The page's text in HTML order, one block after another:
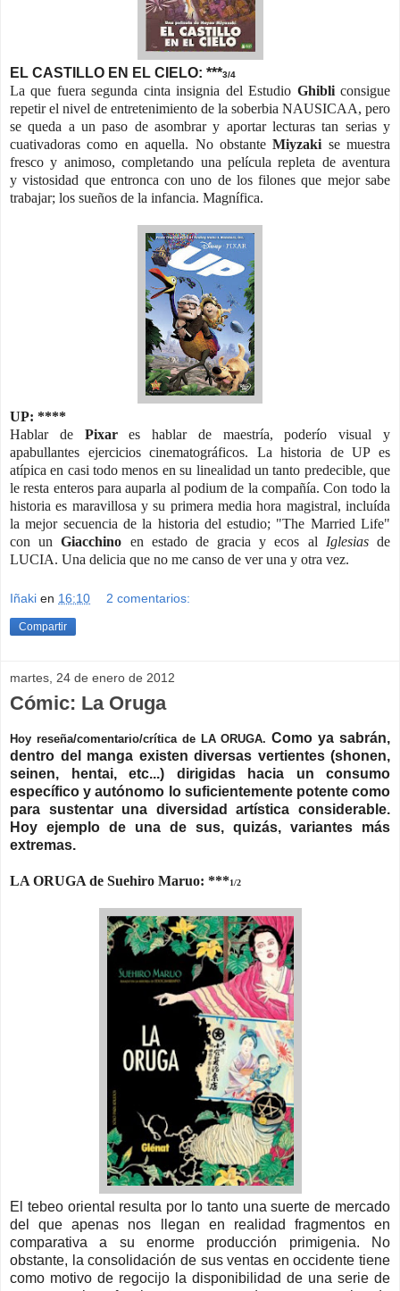
EL CASTILLO EN EL CIELO: ***3/4
La que fuera segunda cinta insignia del Estudio Ghibliconsigue
repetir el nivel de entretenimiento de la soberbia NAUSICAA, pero
se queda a un paso de asombrar y aportar lecturas tan serias y
cuativadoras como en aquella. No obstanteMiyzaki se muestra
fresco y animoso, completando una película repleta de aventura
y vistosidad que entronca con uno de los filones que mejor sabe
trabajar; los sueños de la infancia. Magnífica.
UP: ****
Hablar de Pixares hablar de maestría, poderío visual y
apabullantes ejercicios cinematográficos. La historia de UP es
atípica en casi todo menos en su linealidad un tanto predecible, que
le resta enteros para auparla al podium de la compañía. Con todo la
historia es maravillosa y su primera media hora magistral, incluída
la mejor secuencia de la historia del estudio; "The Married Life"
con unGiacchino en estado de gracia y ecos al Iglesiasde
LUCIA. Una delicia que no me canso de ver una y otra vez.
Iñaki en 16:10 2 comentarios:
Compartir
martes, 24 de enero de 2012
Cómic: La Oruga
Hoy reseña/comentario/crítica de LA ORUGA.Como ya sabrán,
dentro del manga existen diversas vertientes (shonen,
seinen, hentai, etc...) dirigidas hacia un consumo
específico y autónomo lo suficientemente potente como
para sustentar una diversidad artística considerable.
Hoy ejemplo de una de sus, quizás, variantes más
extremas.
LA ORUGA de Suehiro Maruo: ***1/2
El tebeo oriental resulta por lo tanto una suerte de mercado
del que apenas nos llegan en realidad fragmentos en
comparativa a su enorme producción primigenia. No
obstante, la consolidación de sus ventas en occidente tiene
como motivo de regocijo la disponibilidad de una serie de